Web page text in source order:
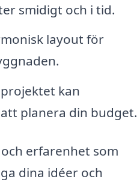
smidigt och i tid.
layout för
kan
planera din budget.
erfarenhet som
dina idéer och